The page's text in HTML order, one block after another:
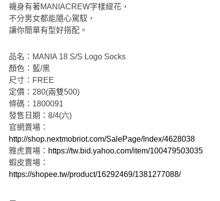
襪身有著MANIACREW字樣緹花，
不分男女都能隨心駕馭，
讓你簡單有型好搭配。
品名：MANIA 18 S/S Logo Socks
顏色：藍/黑
尺寸：FREE
定價：280(兩雙500)
條碼：1800091
發售日期：8/4(六)
官網賣場：
http://shop.nextmobriot.com/SalePage/Index/4628038
雅虎賣場： https://tw.bid.yahoo.com/item/100479503035
蝦皮賣場：
https://shopee.tw/product/16292469/1381277088/